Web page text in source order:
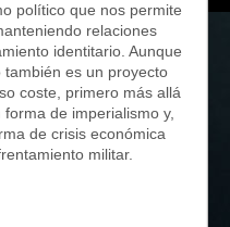
político que nos permite
relaciones
identitario. Aunque
es un proyecto
coste, primero más allá
de imperialismo y,
de crisis económica
militar.